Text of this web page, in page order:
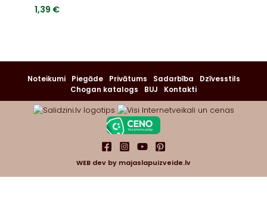
1,39 €
Noteikumi Piegāde Privātums Sadarbība
Dzīvesstils
Chogan katalogs
BUJ Kontakti
WEB dev by majaslapuizveide.lv